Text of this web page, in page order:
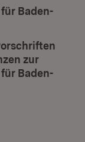
Baden-
zur
Baden-